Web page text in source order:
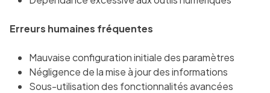
Erreurs humaines fréquentes
Mauvaise configuration initiale des paramètres
Négligence de la mise à jour des informations
Sous-utilisation des fonctionnalités avancées